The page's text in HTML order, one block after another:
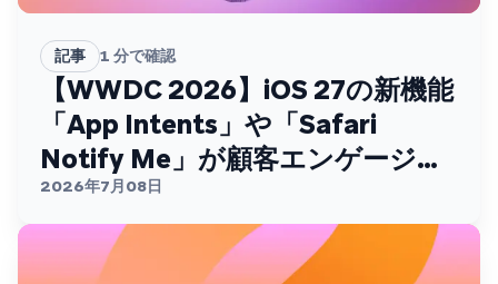
記事 1 分で確認
【WWDC 2026】iOS 27の新機能
「App Intents」や「Safari
Notify Me」が顧客エンゲージメ
ントを変える
2026年7月08日